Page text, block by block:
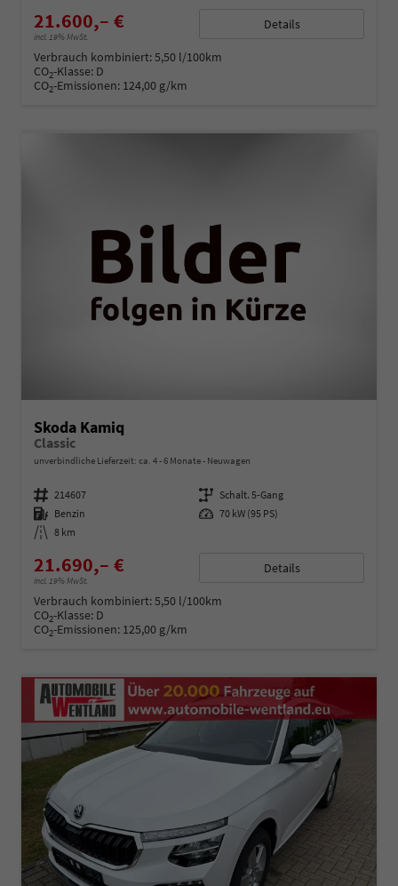
21.600,– €
incl. 19% MwSt.
Details
Verbrauch kombiniert:5,50 l/100km
CO2-Klasse: D
CO2-Emissionen: 124,00 g/km
Skoda Kamiq
Classic
unverbindliche Lieferzeit: ca. 4 - 6 Monate Neuwagen
Fahrzeugnummer 214607 Getriebe Schalt. 5-Gang
Kraftstoff Benzin Leistung 70 kW (95 PS)
Kilometerstand 8 km
21.690,– €
incl. 19% MwSt.
Details
Verbrauch kombiniert:5,50 l/100km
CO2-Klasse: D
CO2-Emissionen: 125,00 g/km